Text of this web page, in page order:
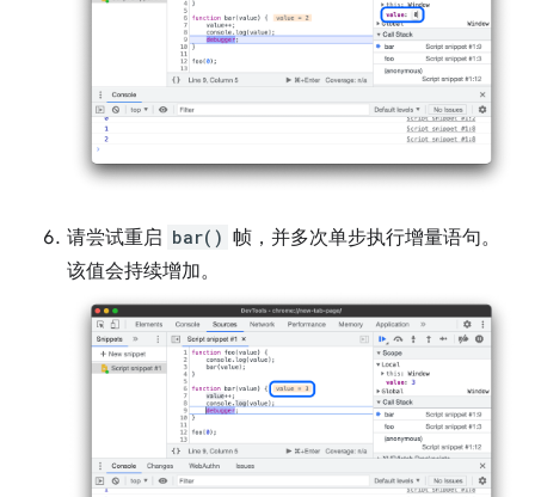
请尝试重启 bar() 帧，并多次单步执行增量语句。
该值会持续增加。